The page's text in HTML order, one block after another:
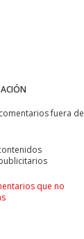
fuera de
que no